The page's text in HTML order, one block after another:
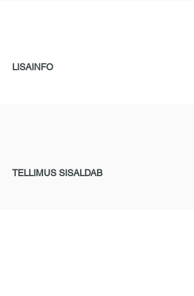
LISAINFO
TELLIMUS SISALDAB